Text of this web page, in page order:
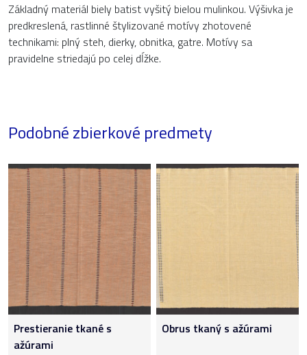
Základný materiál biely batist vyšitý bielou mulinkou. Výšivka je
predkreslená, rastlinné štylizované motívy zhotovené
technikami: plný steh, dierky, obnitka, gatre. Motívy sa
pravidelne striedajú po celej dĺžke.
Podobné zbierkové predmety
Prestieranie tkané s
ažúrami
Obrus tkaný s ažúrami